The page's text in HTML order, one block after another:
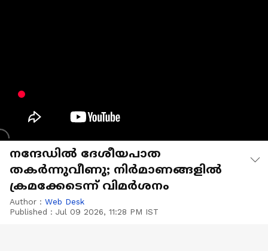
നന്ദേഡിൽ ദേശീയപാത
തകർന്നുവീണു; നിർമാണങ്ങളിൽ
ക്രമക്കേടെന്ന് വിമർശനം
Author : Web Desk
Published : Jul 09 2026, 11:28 PM IST